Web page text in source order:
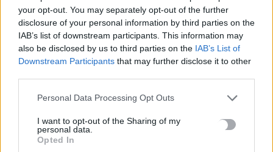
your opt-out. You may separately opt-out of the further
disclosure of your personal information by third parties on the
IAB’s list of downstream participants. This information may
also be disclosed by us to third parties on the IAB’s List of
Downstream Participants that may further disclose it to other
Personal Data Processing Opt Outs
I want to opt-out of the Sharing of my
personal data.
Opted In
Το Αρκαλοχώρι γιόρτασε τον Προστάτη και Πολιούχο του
6 Αυγούστου, 2026
Παρατείνονται τα προληπτικά μέτρα στην Κρήτη για την
ευλογιά των αιγοπροβάτων
6 Αυγούστου, 2026
Έκτακτο επίδομα παιδιού: Ποιοι πάνε ταμείο
6 Αυγούστου, 2026